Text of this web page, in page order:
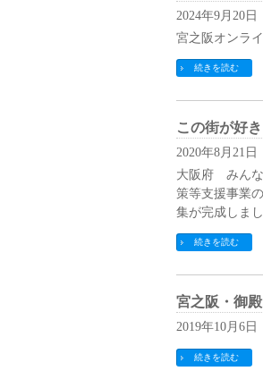
2024年9月20日
宮之阪オンラ
続きを読む
この街が好
2020年8月21日
大阪府 みんな
策等支援事業
集が完成しま
続きを読む
宮之阪・御
2019年10月6日
続きを読む